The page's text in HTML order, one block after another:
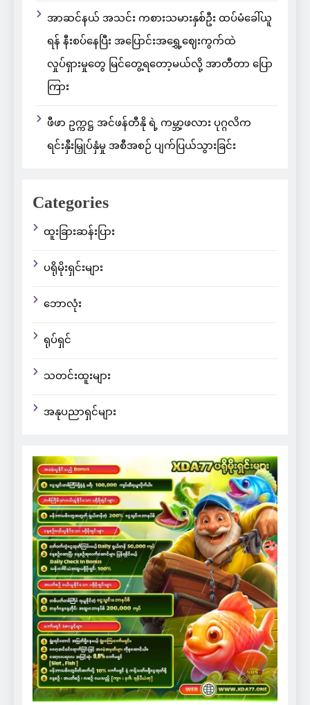
အာဆင်နယ် အသင်း ကစားသမားနှစ်ဦး ထပ်မံခေါ်ယူ
ရန် နီးစပ်နေပြီး အပြောင်းအရွှေ့ဈေးကွက်ထဲ
လှုပ်ရှားမှုတွေ မြင်တွေ့ရတော့မယ်လို့ အာတီတာ ပြော
ကြား
ဖီဖာ ဥက္ကဋ္ဌ အင်ဖန်တီနို ရဲ့ ကမ္ဘာ့ဖလား ပုဂ္ဂလိက
ရင်းနှီးမြှုပ်နှံမှု အစီအစဉ် ပျက်ပြယ်သွားခြင်း
Categories
ထူးခြားဆန်းပြား
ပရိုမိုးရှင်းများ
ဘောလုံး
ရုပ်ရှင်
သတင်းထူးများ
အနုပညာရှင်များ